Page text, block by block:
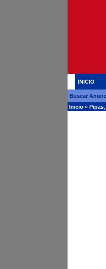
INICIO
Buscar
Inicio »